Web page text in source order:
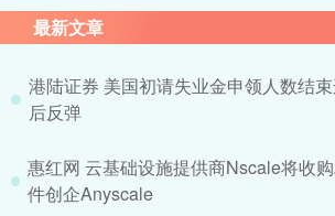
最新文章
港陆证券 美国初请失业金申领人数结
后反弹
惠红网 云基础设施提供商Nscale将收
件创企Anyscale